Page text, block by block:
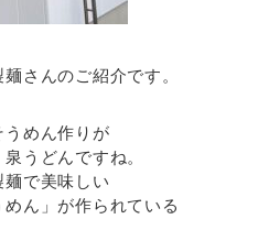
さんのご紹介です。
めん作りが
うどんですね。
で美味しい
めん」が作られている